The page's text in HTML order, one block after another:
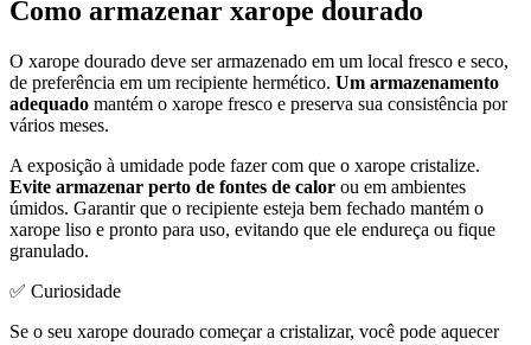
Como armazenar xarope dourado
O xarope dourado deve ser armazenado em um local fresco e seco,
de preferência em um recipiente hermético. Um armazenamento
adequado mantém o xarope fresco e preserva sua consistência por
vários meses.
A exposição à umidade pode fazer com que o xarope cristalize.
Evite armazenar perto de fontes de calor ou em ambientes
úmidos. Garantir que o recipiente esteja bem fechado mantém o
xarope liso e pronto para uso, evitando que ele endureça ou fique
granulado.
✅ Curiosidade
Se o seu xarope dourado começar a cristalizar, você pode aquecer